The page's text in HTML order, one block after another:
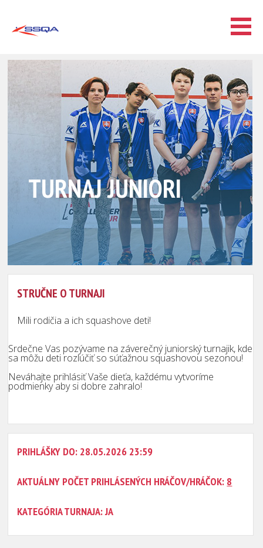
TURNAJ JUNIORI
STRUČNE O TURNAJI
Mili rodičia a ich squashove deti!
Srdečne Vas pozývame na záverečný juniorský turnajik, kde
sa môžu deti rozlúčiť so súťažnou squashovou sezonou!
Neváhajte prihlásiť Vaše dieťa, každému vytvoríme
podmienky aby si dobre zahralo!
PRIHLÁŠKY DO: 28.05.2026 23:59
AKTUÁLNY POČET PRIHLÁSENÝCH HRÁČOV/HRÁČOK: 8
KATEGÓRIA TURNAJA: JA